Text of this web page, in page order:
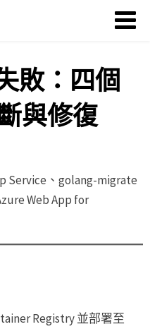
敗：四個
與修復
Service、golang-migrate
Web App for
Registry 並部署至